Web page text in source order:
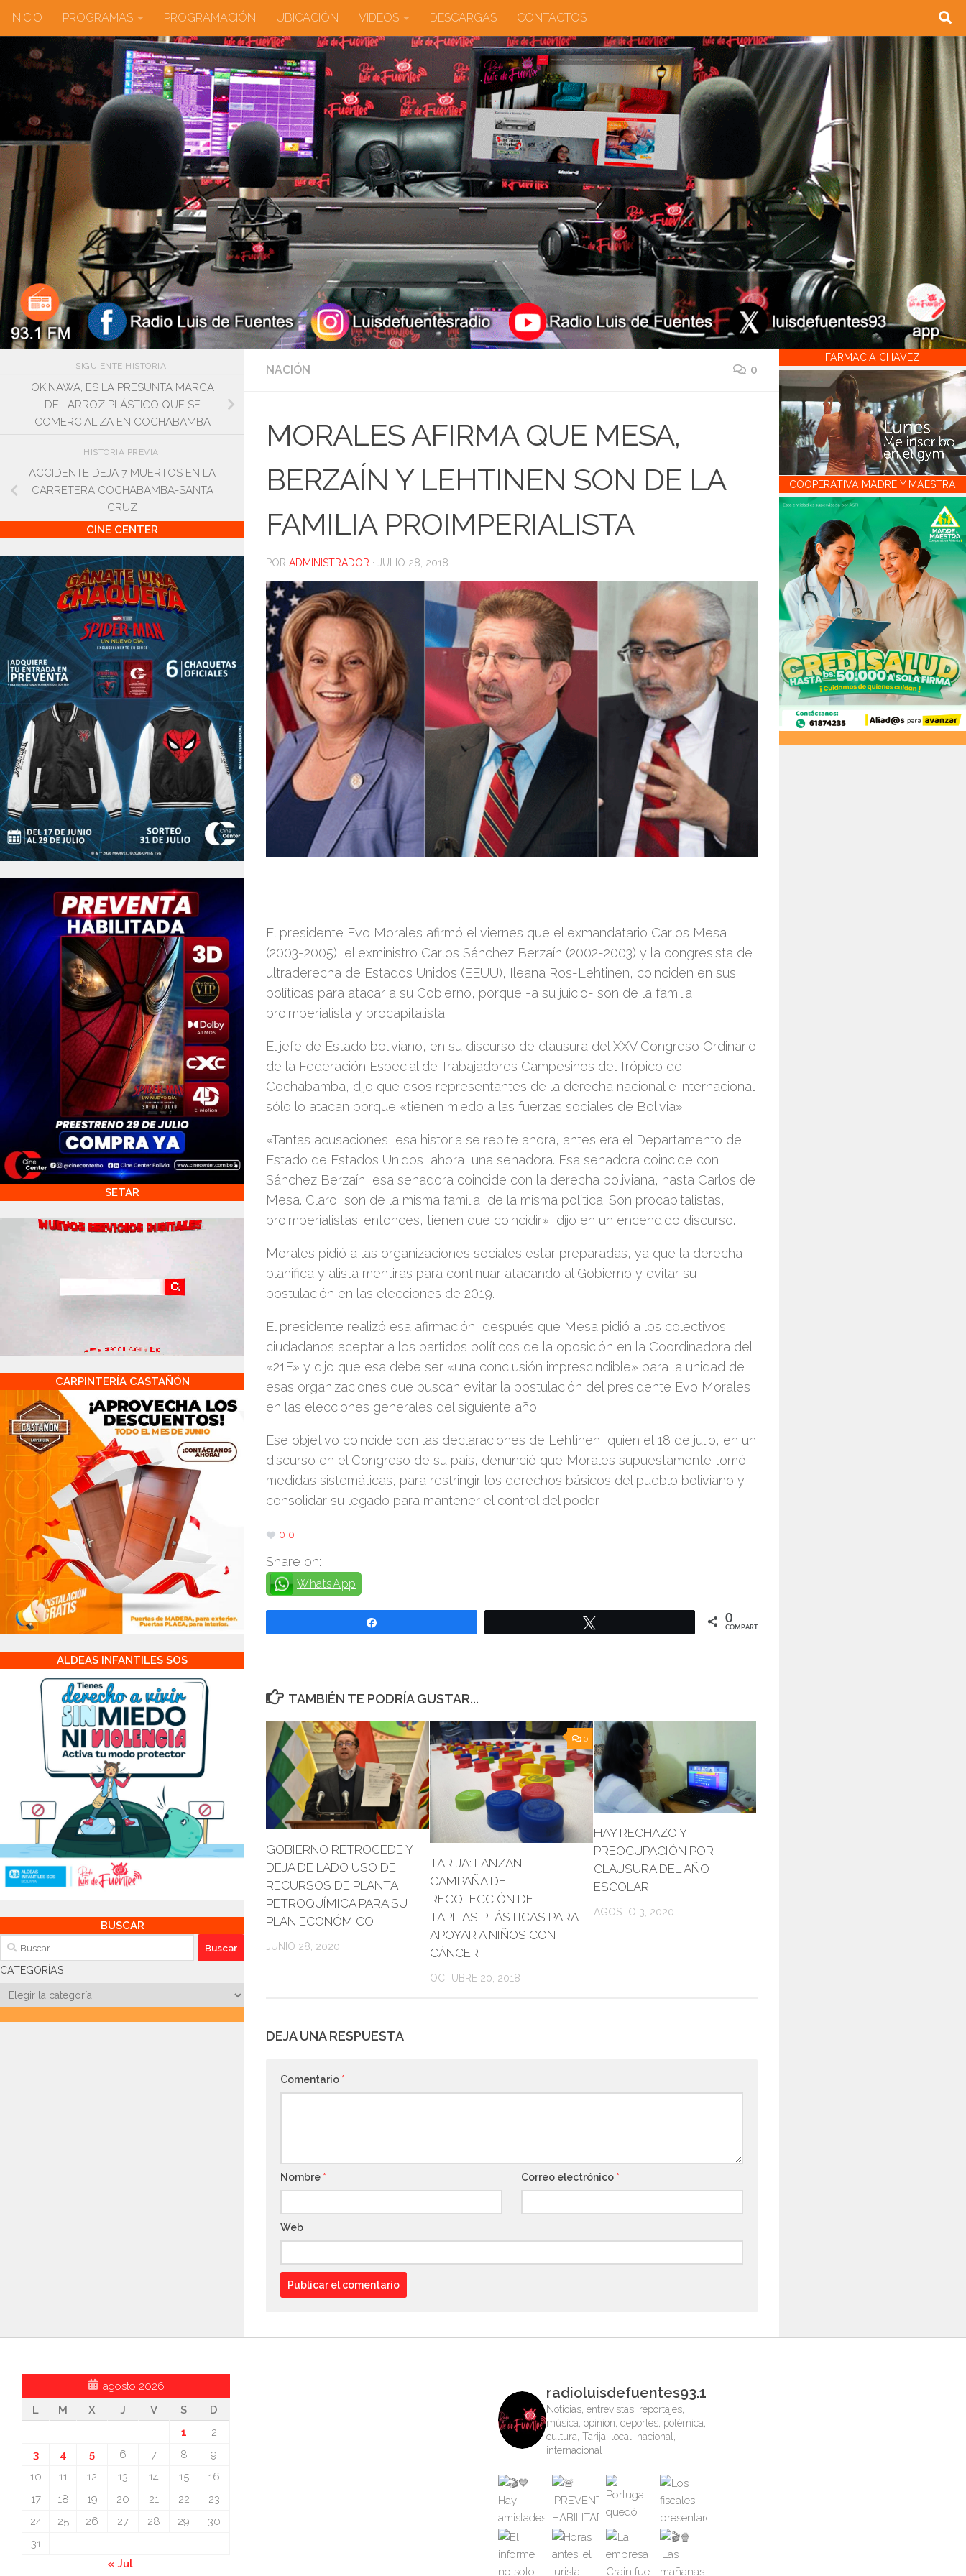
Saltar al contenido
INICIO PROGRAMAS PROGRAMACIÓN UBICACIÓN VIDEOS DESCARGAS CONTACTOS
NACIÓN 0
MORALES AFIRMA QUE MESA,
BERZAÍN Y LEHTINEN SON DE LA
FAMILIA PROIMPERIALISTA
POR ADMINISTRADOR · JULIO 28, 2018
El presidente Evo Morales afirmó el viernes que el exmandatario Carlos Mesa
(2003-2005), el exministro Carlos Sánchez Berzaín (2002-2003) y la congresista de
ultraderecha de Estados Unidos (EEUU), Ileana Ros-Lehtinen, coinciden en sus
políticas para atacar a su Gobierno, porque -a su juicio- son de la familia
proimperialista y procapitalista.
El jefe de Estado boliviano, en su discurso de clausura del XXV Congreso Ordinario
de la Federación Especial de Trabajadores Campesinos del Trópico de
Cochabamba, dijo que esos representantes de la derecha nacional e internacional
sólo lo atacan porque «tienen miedo a las fuerzas sociales de Bolivia».
«Tantas acusaciones, esa historia se repite ahora, antes era el Departamento de
Estado de Estados Unidos, ahora, una senadora. Esa senadora coincide con
Sánchez Berzaín, esa senadora coincide con la derecha boliviana, hasta Carlos de
Mesa. Claro, son de la misma familia, de la misma política. Son procapitalistas,
proimperialistas; entonces, tienen que coincidir», dijo en un encendido discurso.
Morales pidió a las organizaciones sociales estar preparadas, ya que la derecha
planifica y alista mentiras para continuar atacando al Gobierno y evitar su
postulación en las elecciones de 2019.
El presidente realizó esa afirmación, después que Mesa pidió a los colectivos
ciudadanos aceptar a los partidos políticos de la oposición en la Coordinadora del
«21F» y dijo que esa debe ser «una conclusión imprescindible» para la unidad de
esas organizaciones que buscan evitar la postulación del presidente Evo Morales
en las elecciones generales del siguiente año.
Ese objetivo coincide con las declaraciones de Lehtinen, quien el 18 de julio, en un
discurso en el Congreso de su país, denunció que Morales supuestamente tomó
medidas sistemáticas, para restringir los derechos básicos del pueblo boliviano y
consolidar su legado para mantener el control del poder.
0 0
Share on:
WhatsApp
0
COMPARTIR
TAMBIÉN TE PODRÍA GUSTAR...
GOBIERNO RETROCEDE Y
DEJA DE LADO USO DE
RECURSOS DE PLANTA
PETROQUÍMICA PARA SU
PLAN ECONÓMICO
JUNIO 28, 2020
0
TARIJA: LANZAN
CAMPAÑA DE
RECOLECCIÓN DE
TAPITAS PLÁSTICAS PARA
APOYAR A NIÑOS CON
CÁNCER
OCTUBRE 20, 2018
HAY RECHAZO Y
PREOCUPACIÓN POR
CLAUSURA DEL AÑO
ESCOLAR
AGOSTO 3, 2020
DEJA UNA RESPUESTA
Comentario *
Nombre * Correo electrónico *
Web
SIGUIENTE HISTORIA
OKINAWA, ES LA PRESUNTA MARCA
DEL ARROZ PLÁSTICO QUE SE
COMERCIALIZA EN COCHABAMBA
HISTORIA PREVIA
ACCIDENTE DEJA 7 MUERTOS EN LA
CARRETERA COCHABAMBA-SANTA
CRUZ
CINE CENTER
SETAR
CARPINTERÍA CASTAÑÓN
ALDEAS INFANTILES SOS
BUSCAR
Buscar:
CATEGORÍAS
Categorías
FARMACIA CHAVEZ
COOPERATIVA MADRE Y MAESTRA
agosto 2026
L
M X J V S
D
1
2
3
4 5 6 7 8
9
10
11 12 13 14 15
16
17
18 19 20 21 22
23
24
25 26 27 28 29
30
31
« Jul
radioluisdefuentes93.1
Noticias, entrevistas, reportajes,
música, opinión, deportes, polémica,
cultura, Tarija, local, nacional,
internacional